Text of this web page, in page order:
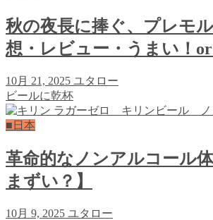
秋の夜長に捧ぐ、プレモ
想・レビュー・うまい！or
10月 21, 2025 ユタロー
ビールに乾杯
■日本
革命的なノンアルコール
まずい？】
10月 9, 2025 ユタロー